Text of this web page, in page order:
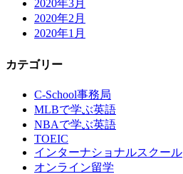
2020年3月
2020年2月
2020年1月
カテゴリー
C-School事務局
MLBで学ぶ英語
NBAで学ぶ英語
TOEIC
インターナショナルスクール
オンライン留学